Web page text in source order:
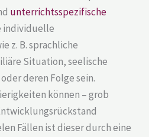
unterrichtsspezifische
individuelle
z. B. sprachliche
Situation, seelische
deren Folge sein.
können – grob
Fällen ist dieser durch eine